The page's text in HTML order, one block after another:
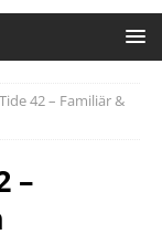
42 – Familiär &
–